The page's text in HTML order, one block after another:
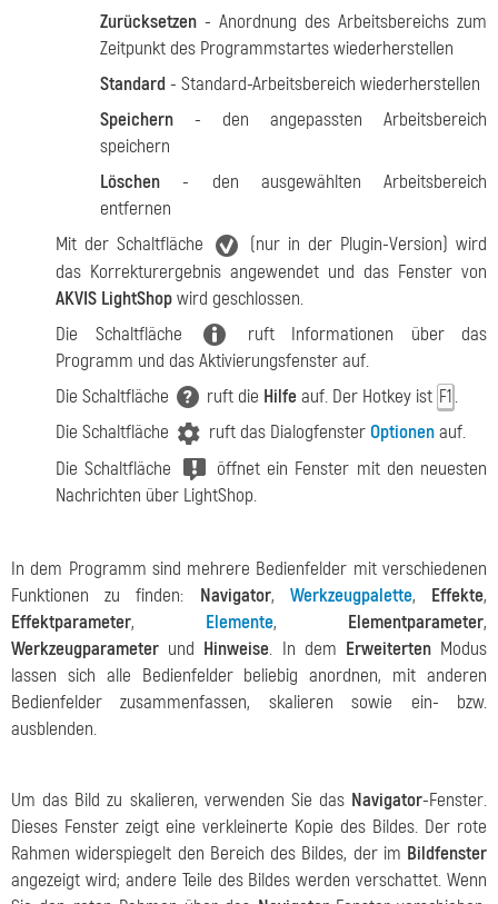
Zurücksetzen - Anordnung des Arbeitsbereichs zum
Zeitpunkt des Programmstartes wiederherstellen
Standard - Standard-Arbeitsbereich wiederherstellen
Speichern - den angepassten Arbeitsbereich
speichern
Löschen - den ausgewählten Arbeitsbereich
entfernen
Mit der Schaltfläche
(nur in der Plugin-Version) wird
das Korrekturergebnis angewendet und das Fenster von
AKVIS LightShopwird geschlossen.
Die Schaltfläche
ruft Informationen über das
Programm und das Aktivierungsfenster auf.
Die Schaltfläche
ruft die Hilfeauf. Der Hotkey ist F1 .
Die Schaltfläche
ruft das DialogfensterOptionenauf.
Die Schaltfläche
öffnet ein Fenster mit den neuesten
Nachrichten über LightShop.
In dem Programm sind mehrere Bedienfelder mit verschiedenen
Funktionen zu finden: Navigator, Werkzeugpalette, Effekte,
Effektparameter, Elemente, Elementparameter,
Werkzeugparameter und Hinweise. In dem ErweitertenModus
lassen sich alle Bedienfelder beliebig anordnen, mit anderen
Bedienfelder zusammenfassen, skalieren sowie ein- bzw.
ausblenden.
Um das Bild zu skalieren, verwenden Sie das Navigator-Fenster.
Dieses Fenster zeigt eine verkleinerte Kopie des Bildes. Der rote
Rahmen widerspiegelt den Bereich des Bildes, der im Bildfenster
angezeigt wird; andere Teile des Bildes werden verschattet. Wenn